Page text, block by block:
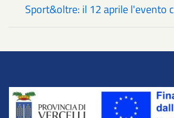
Sport&oltre: il 12 aprile l'evento
Title